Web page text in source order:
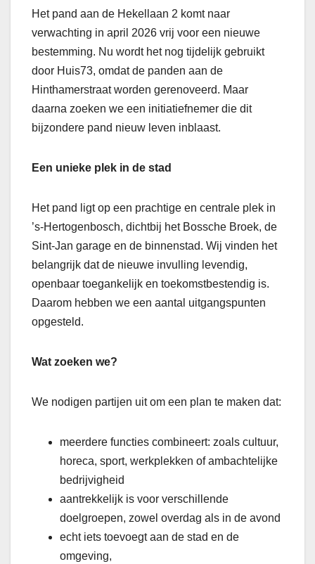
Het pand aan de Hekellaan 2 komt naar
verwachting in april 2026 vrij voor een nieuwe
bestemming. Nu wordt het nog tijdelijk gebruikt
door Huis73, omdat de panden aan de
Hinthamerstraat worden gerenoveerd. Maar
daarna zoeken we een initiatiefnemer die dit
bijzondere pand nieuw leven inblaast.
Een unieke plek in de stad
Het pand ligt op een prachtige en centrale plek in
’s-Hertogenbosch, dichtbij het Bossche Broek, de
Sint-Jan garage en de binnenstad. Wij vinden het
belangrijk dat de nieuwe invulling levendig,
openbaar toegankelijk en toekomstbestendig is.
Daarom hebben we een aantal uitgangspunten
opgesteld.
Wat zoeken we?
We nodigen partijen uit om een plan te maken dat:
meerdere functies combineert: zoals cultuur,
horeca, sport, werkplekken of ambachtelijke
bedrijvigheid
aantrekkelijk is voor verschillende
doelgroepen, zowel overdag als in de avond
echt iets toevoegt aan de stad en de
omgeving,